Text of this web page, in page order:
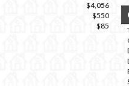
$4,056
$550
$85